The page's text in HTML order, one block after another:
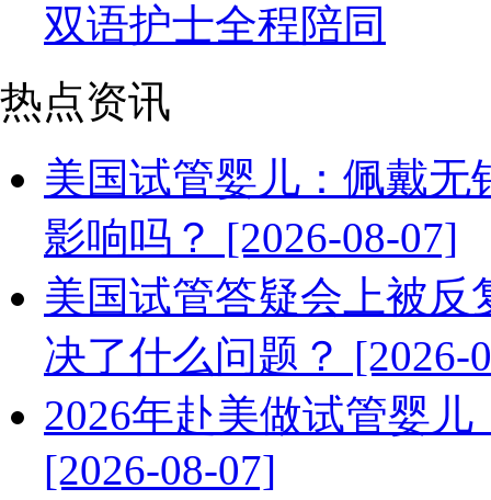
双语护士全程陪同
热点资讯
美国试管婴儿：佩戴
影响吗？ [2026-08-07]
美国试管答疑会上被
决了什么问题？ [2026-
2026年赴美做试管婴
[2026-08-07]